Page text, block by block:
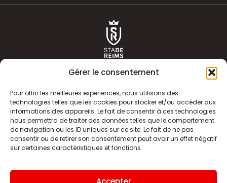
Gérer le consentement
Pour offrir les meilleures expériences, nous utilisons des
technologies telles que les cookies pour stocker et/ou accéder aux
informations des appareils. Le fait de consentir à ces technologies
nous permettra de traiter des données telles que le comportement
de navigation ou les ID uniques sur ce site. Le fait de ne pas
consentir ou de retirer son consentement peut avoir un effet négatif
sur certaines caractéristiques et fonctions.
ACTUALITÉS
CLUB
BOUTIQUE
HISTOIRE
ÉQUIPE PREMIERE
INFOS ET CONTACT